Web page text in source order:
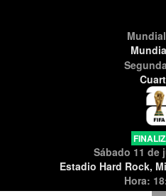
Sábado 11 de
Estadio Hard Rock,
Hora: